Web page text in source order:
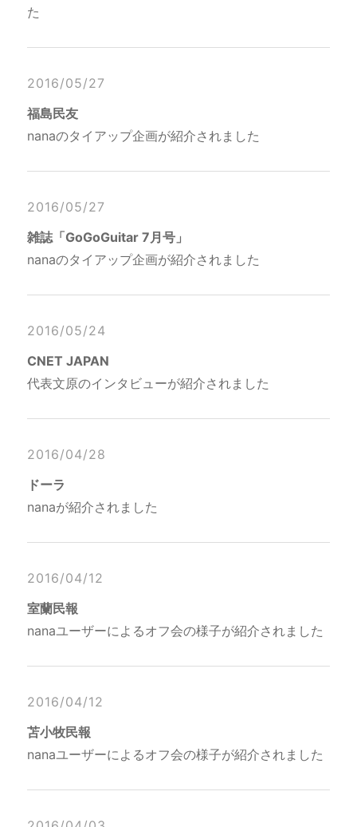
た
2016/05/27
福島民友
nanaのタイアップ企画が紹介されました
2016/05/27
雑誌「GoGoGuitar 7月号」
nanaのタイアップ企画が紹介されました
2016/05/24
CNET JAPAN
代表文原のインタビューが紹介されました
2016/04/28
ドーラ
nanaが紹介されました
2016/04/12
室蘭民報
nanaユーザーによるオフ会の様子が紹介されました
2016/04/12
苫小牧民報
nanaユーザーによるオフ会の様子が紹介されました